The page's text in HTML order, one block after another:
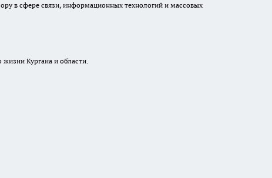
в сфере связи, информационных технологий и массовых
Кургана и области.